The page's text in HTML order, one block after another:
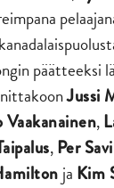
päätteeksi
Jussi
Vaakanainen,
,Per
ja Kim